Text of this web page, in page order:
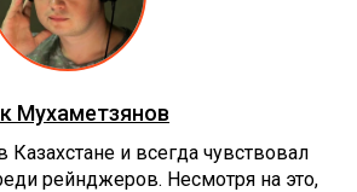
Мухаметзянов
и всегда чувствовал
рейнджеров. Несмотря на это,